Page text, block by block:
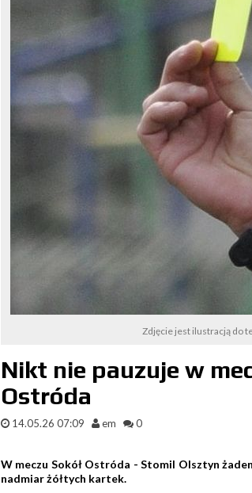
Zdjęcie jest ilustracją do
Nikt nie pauzuje w
Ostróda
14.05.26 07:09 em 0
W meczu Sokół Ostróda - Stomil Olsztyn
nadmiar żółtych kartek.